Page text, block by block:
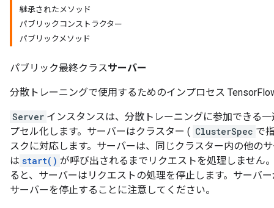
継承されたメソッド
パブリックコンストラクター
パブリックメソッド
パブリック最終クラスサーバー
分散トレーニングで使用するためのインプロセス
Server インスタンスは、分散トレーニングに参加できる
プセル化します。サーバーはクラスター ( ClusterSpec で
スクに対応します。サーバーは、同じクラスター内の他の
は start() が呼び出されるまでリクエストを処理しません
ると、サーバーはリクエストの処理を停止します。サーバ
サーバーを停止することに注意してください。